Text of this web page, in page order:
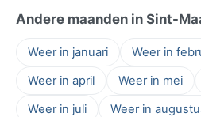
Andere maanden in Sint-
Weer in januari Weer in
Weer in april
Weer in mei
Weer in juli
Weer in